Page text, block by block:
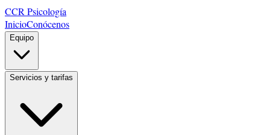
CCR Psicología
InicioConócenos
Equipo
Servicios y tarifas